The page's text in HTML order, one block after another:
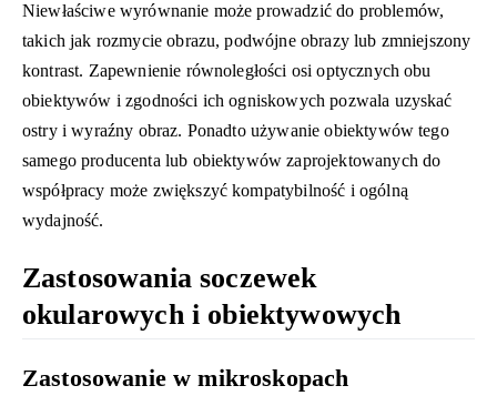
Niewłaściwe wyrównanie może prowadzić do problemów,
takich jak rozmycie obrazu, podwójne obrazy lub zmniejszony
kontrast. Zapewnienie równoległości osi optycznych obu
obiektywów i zgodności ich ogniskowych pozwala uzyskać
ostry i wyraźny obraz. Ponadto używanie obiektywów tego
samego producenta lub obiektywów zaprojektowanych do
współpracy może zwiększyć kompatybilność i ogólną
wydajność.
Zastosowania soczewek
okularowych i obiektywowych
Zastosowanie w mikroskopach